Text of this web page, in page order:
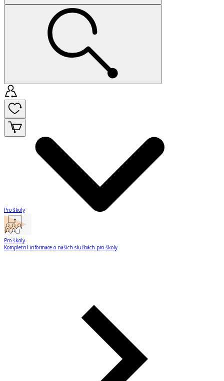
Pro školy
Pro školy
Kompletní informace o našich službách pro školy